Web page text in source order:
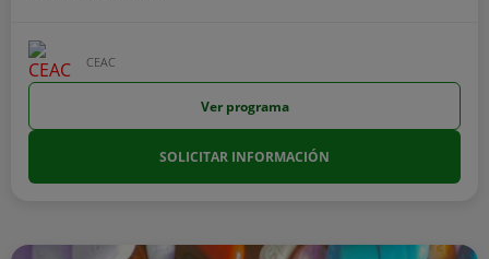
CEAC
Ver programa
SOLICITAR INFORMACIÓN